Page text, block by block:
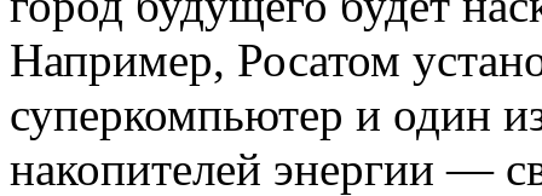
Например, Росатом
суперкомпьютер и один
накопителей энергии —